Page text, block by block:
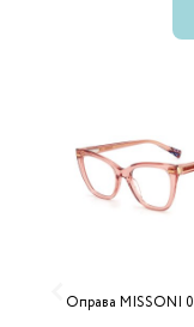
Оправа MISSONI